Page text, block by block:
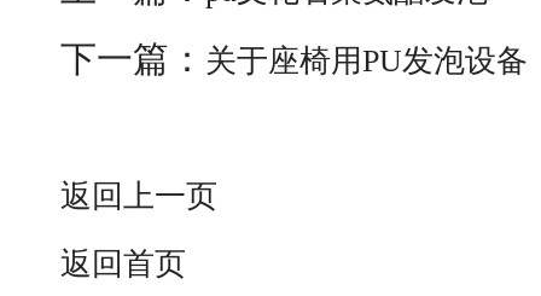
下一篇： 关于座椅用PU发泡设备
返回上一页
返回首页